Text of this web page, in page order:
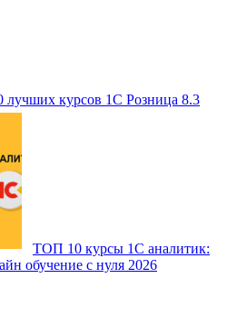
лучших курсов 1С Розница 8.3
ТОП 10 курсы 1С аналитик:
обучение с нуля 2026